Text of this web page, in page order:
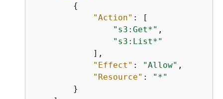
{
"Action" : [
"s3:Get*" ,
"s3:List*"
            ],
"Effect" : "Allow" ,
"Resource" :
"*"
        }